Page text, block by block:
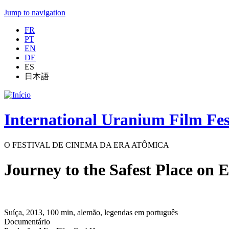
Jump to navigation
FR
PT
EN
DE
ES
日本語
International Uranium Film
O FESTIVAL DE CINEMA DA ERA ATÔMICA
Journey to the Safest Place on
Suíça, 2013, 100 min, alemão, legendas em português
Documentário